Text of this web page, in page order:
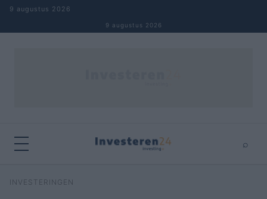
Naar inhoud springen
9 augustus 2026
9 augustus 2026
⌕
Zoeken
INVESTERINGEN